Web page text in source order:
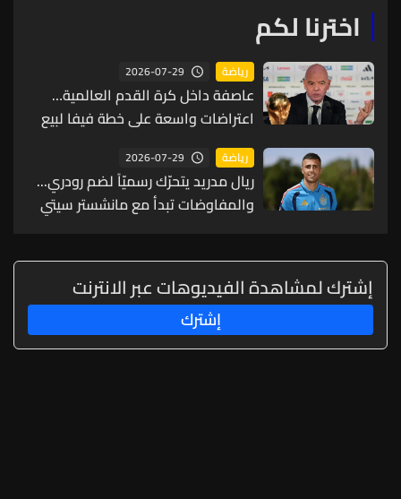
اخترنا لكم
رياضة 2026-07-29
عاصفة داخل كرة القدم العالمية…
اعتراضات واسعة على خطة فيفا لبيع
حصة من كأس العالم لمستثمرين
رياضة 2026-07-29
ريال مدريد يتحرّك رسميّاً لضم رودري...
والمفاوضات تبدأ مع مانشستر سيتي
إشترك لمشاهدة الفيديوهات عبر الانترنت
إشترك